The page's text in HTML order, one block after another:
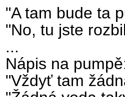
"A tam bude ta
"No, tu jste
...
Nápis na
"Vždyť tam